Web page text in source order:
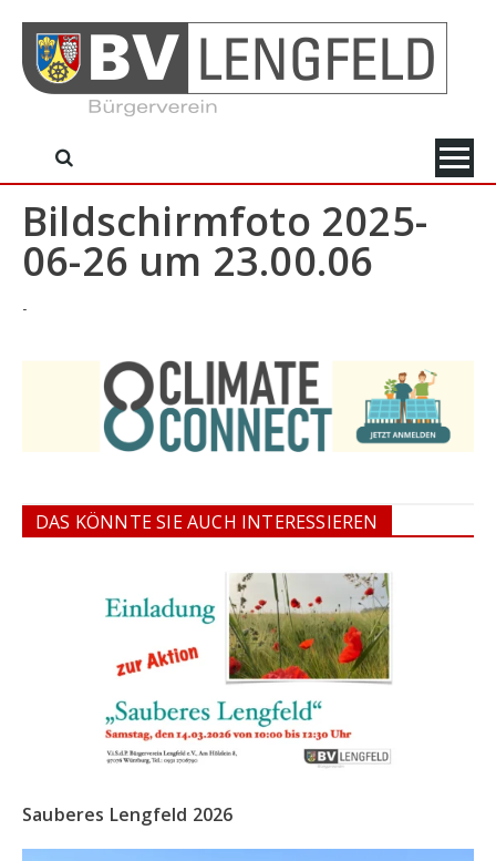
content
Bildschirmfoto 2025-
06-26 um 23.00.06
-
DAS KÖNNTE SIE AUCH INTERESSIEREN
Sauberes Lengfeld 2026